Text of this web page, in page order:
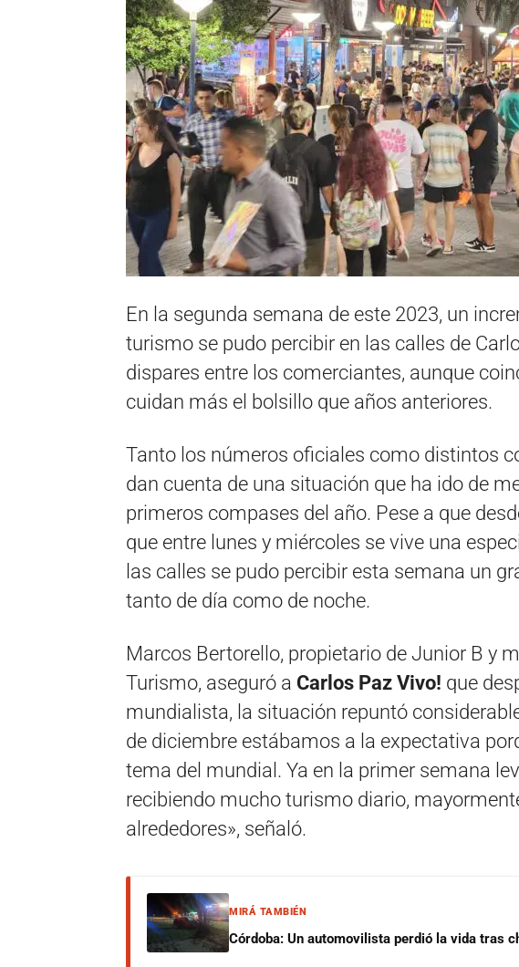
En la segunda semana de este 2023, un
turismo se pudo percibir en las calles de
dispares entre los comerciantes, aunque
cuidan más el bolsillo que años anteriores.
Tanto los números oficiales como distintos
dan cuenta de una situación que ha ido de
primeros compases del año. Pese a que
que entre lunes y miércoles se vive una
las calles se pudo percibir esta semana un
tanto de día como de noche.
Marcos Bertorello, propietario de Junior B y
Turismo, aseguró a Carlos Paz Vivo! que
mundialista, la situación repuntó
de diciembre estábamos a la expectativa
tema del mundial. Ya en la primer semana
recibiendo mucho turismo diario,
alrededores», señaló.
MIRÁ TAMBIÉN
Córdoba: Un automovilista perdió la vida tras